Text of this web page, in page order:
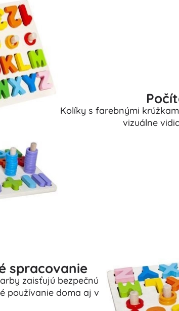
Kolíky s farebnými
vizuálne
spracovanie
zaisťujú bezpečnú
používanie doma aj v